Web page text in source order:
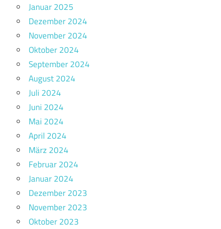
Januar 2025
Dezember 2024
November 2024
Oktober 2024
September 2024
August 2024
Juli 2024
Juni 2024
Mai 2024
April 2024
März 2024
Februar 2024
Januar 2024
Dezember 2023
November 2023
Oktober 2023